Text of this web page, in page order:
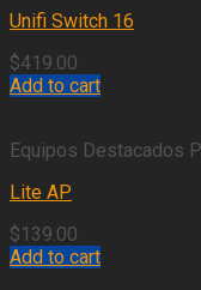
Unifi Switch 16
$419.00
Add to cart
Equipos Destacados
Lite AP
$139.00
Add to cart